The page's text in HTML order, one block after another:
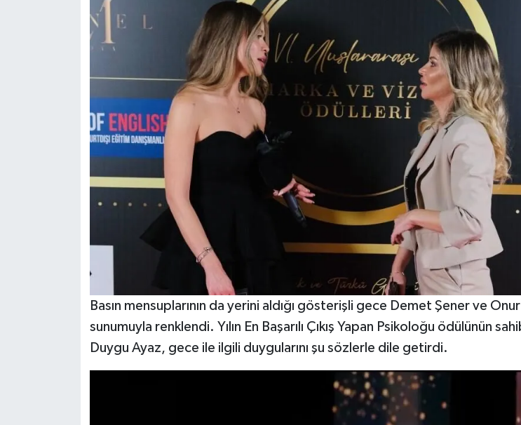
Basın mensuplarının da yerini aldığı gösterişli gece Demet Şener ve Onur
sunumuyla renklendi. Yılın En Başarılı Çıkış Yapan Psikoloğu ödülünün
Duygu Ayaz, gece ile ilgili duygularını şu sözlerle dile getirdi.